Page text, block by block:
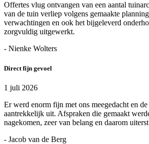
Offertes vlug ontvangen van een aantal
van de tuin verliep volgens gemaakte
verwachtingen en ook het bijgeleverd
zorgvuldig uitgewerkt.
- Nienke Wolters
Direct fijn gevoel
1 juli 2026
Er werd enorm fijn met ons meegedacht en
aantrekkelijk uit. Afspraken die gemaakt
nagekomen, zeer van belang en daarom
- Jacob van de Berg